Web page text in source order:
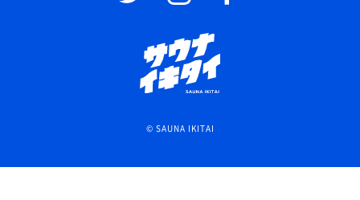
© SAUNA IKITAI